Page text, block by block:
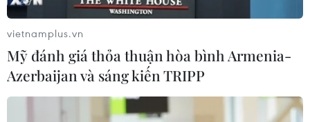
vietnamplus.vn
Mỹ đánh giá thỏa thuận hòa bình Armenia-
Azerbaijan và sáng kiến TRIPP